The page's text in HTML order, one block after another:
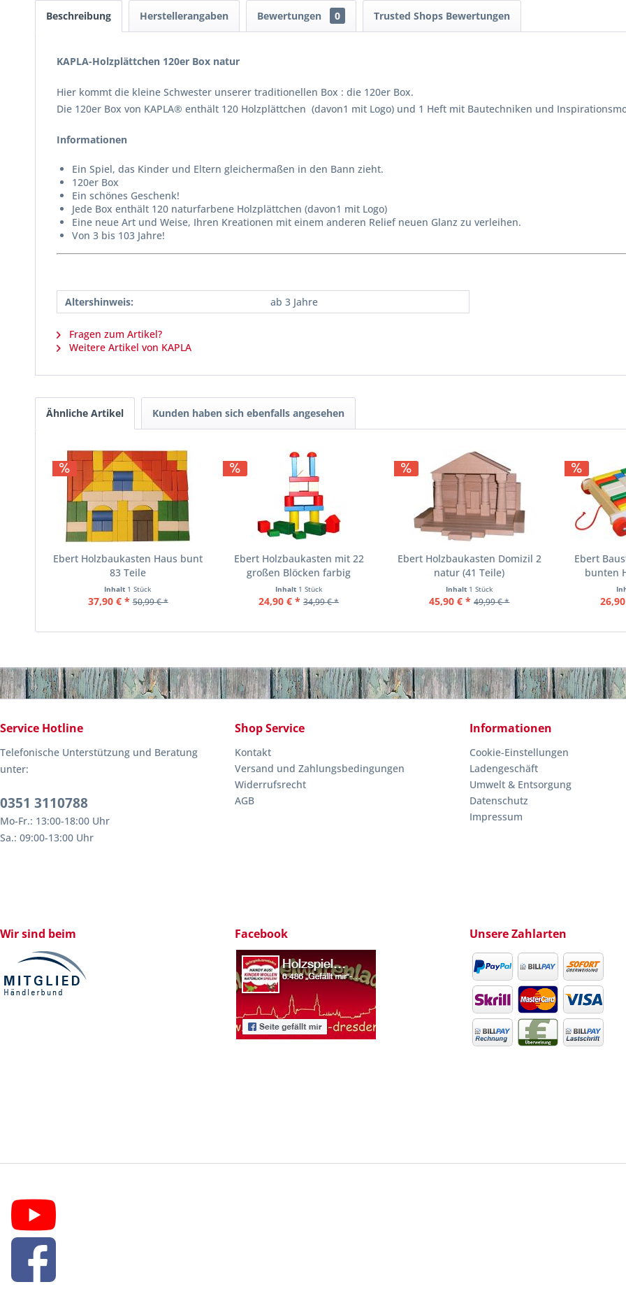
Beschreibung Herstellerangaben Bewertungen 0 Trusted Shops Bewertungen
KAPLA-Holzplättchen 120er Box natur
Hier kommt die kleine Schwester unserer traditionellen Box : die 120er Box.
Die 120er Box von KAPLA® enthält 120 Holzplättchen (davon1 mit Logo) und 1 Heft mit Bautechniken und
Informationen
Ein Spiel, das Kinder und Eltern gleichermaßen in den Bann zieht.
120er Box
Ein schönes Geschenk!
Jede Box enthält 120 naturfarbene Holzplättchen (davon1 mit Logo)
Eine neue Art und Weise, Ihren Kreationen mit einem anderen Relief neuen Glanz zu verleihen.
Von 3 bis 103 Jahre!
Altershinweis: ab 3 Jahre
Fragen zum Artikel?
Weitere Artikel von KAPLA
Ähnliche Artikel Kunden haben sich ebenfalls angesehen
Ebert Holzbaukasten Haus bunt
83 Teile
Inhalt 1 Stück
37,90 € * 50,99 € *
Ebert Holzbaukasten mit 22
großen Blöcken farbig
Inhalt 1 Stück
24,90 € * 34,99 € *
Ebert Holzbaukasten Domizil 2
natur (41 Teile)
Inhalt 1 Stück
45,90 € * 49,99 € *
Ebert
bunten
Service Hotline
Telefonische Unterstützung und Beratung
unter:
0351 3110788
Mo-Fr.: 13:00-18:00 Uhr
Sa.: 09:00-13:00 Uhr
Shop Service
Kontakt
Versand und Zahlungsbedingungen
Widerrufsrecht
AGB
Informationen
Cookie-Einstellungen
Ladengeschäft
Umwelt & Entsorgung
Datenschutz
Impressum
Wir sind beim Facebook Unsere Zahlarten